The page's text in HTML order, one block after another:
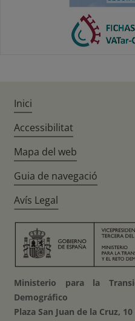
Inici
Accessibilitat
Mapa del web
Guia de navegació
Avís Legal
Ministerio para la
Demográfico
Plaza San Juan de la Cruz,